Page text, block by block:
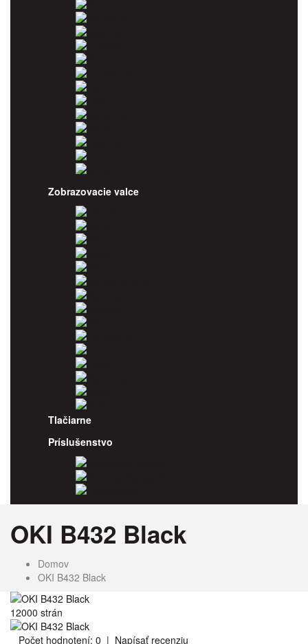
Zobrazovacie valce
Tlačiarne
Príslušenstvo
OKI B432 Black
Domov
OKI B432 Black
12000 strán
Počet hodnotení: 0 | Napísať recenziu